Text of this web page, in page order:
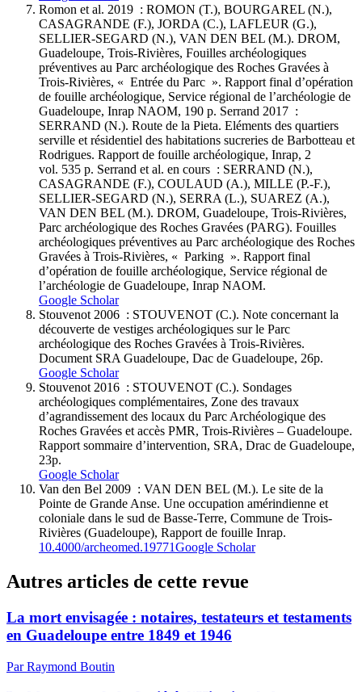
Romon et al. 2019 : ROMON (T.), BOURGAREL (N.),
CASAGRANDE (F.), JORDA (C.), LAFLEUR (G.),
SELLIER-SEGARD (N.), VAN DEN BEL (M.). DROM,
Guadeloupe, Trois-Rivières, Fouilles archéologiques
préventives au Parc archéologique des Roches Gravées à
Trois-Rivières, « Entrée du Parc ». Rapport final d’opération
de fouille archéologique, Service régional de l’archéologie de
Guadeloupe, Inrap NAOM, 190 p. Serrand 2017 :
SERRAND (N.). Route de la Pieta. Eléments des quartiers
serville et résidentiel des habitations sucreries de Barbotteau et
Rodrigues. Rapport de fouille archéologique, Inrap, 2
vol. 535 p. Serrand et al. en cours : SERRAND (N.),
CASAGRANDE (F.), COULAUD (A.), MILLE (P.-F.),
SELLIER-SEGARD (N.), SERRA (L.), SUAREZ (A.),
VAN DEN BEL (M.). DROM, Guadeloupe, Trois-Rivières,
Parc archéologique des Roches Gravées (PARG). Fouilles
archéologiques préventives au Parc archéologique des Roches
Gravées à Trois-Rivières, « Parking ». Rapport final
d’opération de fouille archéologique, Service régional de
l’archéologie de Guadeloupe, Inrap NAOM.
Google Scholar
Stouvenot 2006 : STOUVENOT (C.). Note concernant la
découverte de vestiges archéologiques sur le Parc
archéologique des Roches Gravées à Trois-Rivières.
Document SRA Guadeloupe, Dac de Guadeloupe, 26p.
Google Scholar
Stouvenot 2016 : STOUVENOT (C.). Sondages
archéologiques complémentaires, Zone des travaux
d’agrandissement des locaux du Parc Archéologique des
Roches Gravées et accès PMR, Trois-Rivières – Guadeloupe.
Rapport sommaire d’intervention, SRA, Drac de Guadeloupe,
23p.
Google Scholar
Van den Bel 2009 : VAN DEN BEL (M.). Le site de la
Pointe de Grande Anse. Une occupation amérindienne et
coloniale dans le sud de Basse-Terre, Commune de Trois-
Rivières (Guadeloupe), Rapport de fouille Inrap.
10.4000/archeomed.19771Google Scholar
Autres articles de cette revue
La mort envisagée : notaires, testateurs et testaments
en Guadeloupe entre 1849 et 1946
Par Raymond Boutin